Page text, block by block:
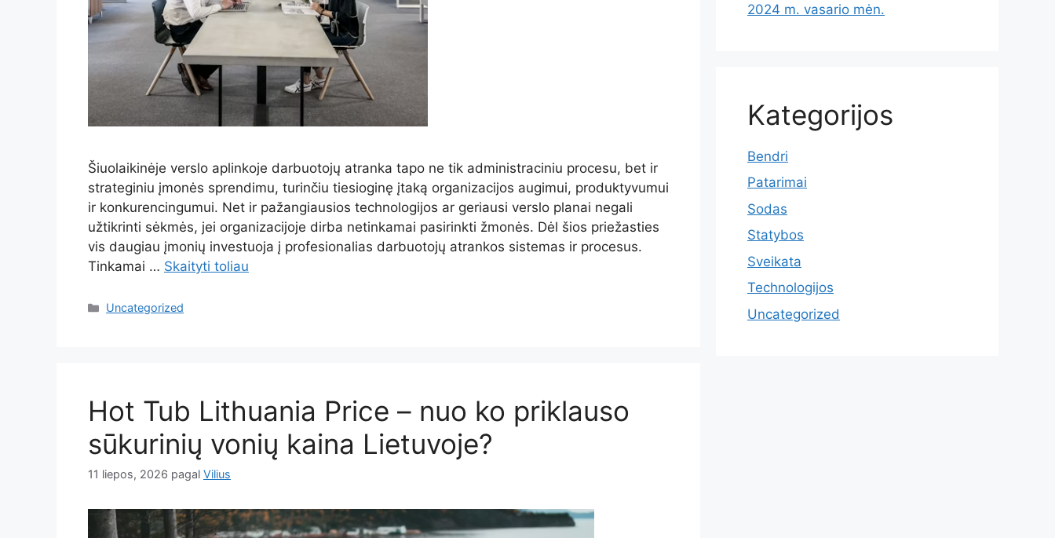
Šiuolaikinėje verslo aplinkoje darbuotojų atranka tapo ne tik administraciniu procesu, bet ir
strateginiu įmonės sprendimu, turinčiu tiesioginę įtaką organizacijos augimui, produktyvumui
ir konkurencingumui. Net ir pažangiausios technologijos ar geriausi verslo planai negali
užtikrinti sėkmės, jei organizacijoje dirba netinkamai pasirinkti žmonės. Dėl šios priežasties
vis daugiau įmonių investuoja į profesionalias darbuotojų atrankos sistemas ir procesus.
Tinkamai … Skaityti toliau
Kategorijos
Uncategorized
Hot Tub Lithuania Price – nuo ko priklauso
sūkurinių vonių kaina Lietuvoje?
11 liepos, 2026 pagal Vilius
2024 m. vasario mėn.
Kategorijos
Bendri
Patarimai
Sodas
Statybos
Sveikata
Technologijos
Uncategorized